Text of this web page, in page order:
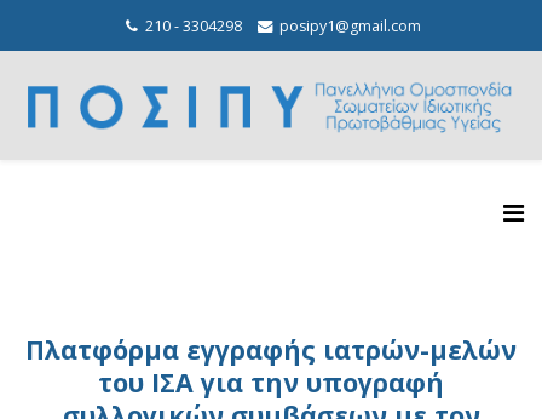
210 - 3304298 posipy1@gmail.com
Πλατφόρμα εγγραφής ιατρών-μελών
του ΙΣΑ για την υπογραφή